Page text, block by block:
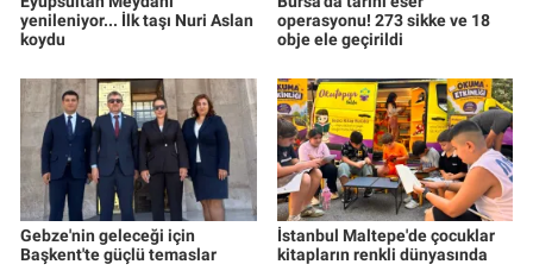
yenileniyor... İlk taşı Nuri Aslan
koydu
operasyonu! 273 sikke ve 18
obje ele geçirildi
Gebze'nin geleceği için
Başkent'te güçlü temaslar
İstanbul Maltepe'de çocuklar
kitapların renkli dünyasında